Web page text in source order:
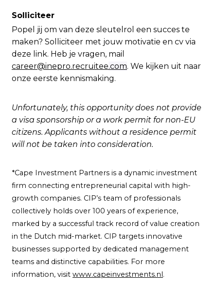
Solliciteer
Popel jij om van deze sleutelrol een succes te
maken? Solliciteer met jouw motivatie en cv via
deze link. Heb je vragen, mail
career@inepro.recruitee.com. We kijken uit naar
onze eerste kennismaking.
Unfortunately, this opportunity does not provide
a visa sponsorship or a work permit for non-EU
citizens. Applicants without a residence permit
will not be taken into consideration.
*Cape Investment Partners is a dynamic investment
firm connecting entrepreneurial capital with high-
growth companies. CIP’s team of professionals
collectively holds over 100 years of experience,
marked by a successful track record of value creation
in the Dutch mid-market. CIP targets innovative
businesses supported by dedicated management
teams and distinctive capabilities. For more
information, visit www.capeinvestments.nl.